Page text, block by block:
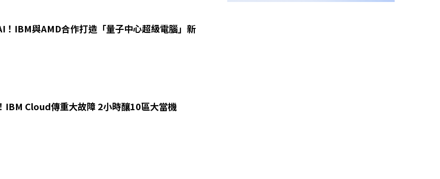
！IBM與AMD合作打造「量子中心超級電腦」新
IBM Cloud傳重大故障 2小時釀10區大當機